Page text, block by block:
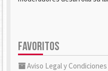
FAVORITOS
Aviso Legal y